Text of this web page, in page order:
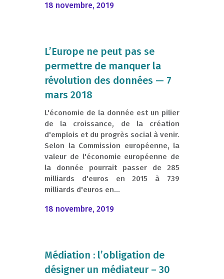
18 novembre, 2019
L’Europe ne peut pas se
permettre de manquer la
révolution des données — 7
mars 2018
L'économie de la donnée est un pilier
de la croissance, de la création
d'emplois et du progrès social à venir.
Selon la Commission européenne, la
valeur de l'économie européenne de
la donnée pourrait passer de 285
milliards d'euros en 2015 à 739
milliards d'euros en...
18 novembre, 2019
Médiation : l’obligation de
désigner un médiateur – 30